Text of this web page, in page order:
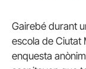
Gairebé durant
escola de Ciutat
enquesta